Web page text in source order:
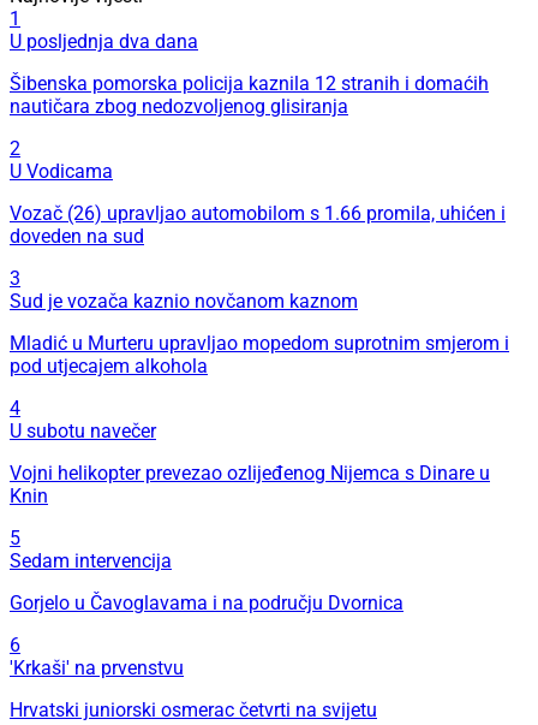
1
U posljednja dva dana
Šibenska pomorska policija kaznila 12 stranih i domaćih
nautičara zbog nedozvoljenog glisiranja
2
U Vodicama
Vozač (26) upravljao automobilom s 1.66 promila, uhićen i
doveden na sud
3
Sud je vozača kaznio novčanom kaznom
Mladić u Murteru upravljao mopedom suprotnim smjerom i
pod utjecajem alkohola
4
U subotu navečer
Vojni helikopter prevezao ozlijeđenog Nijemca s Dinare u
Knin
5
Sedam intervencija
Gorjelo u Čavoglavama i na području Dvornica
6
'Krkaši' na prvenstvu
Hrvatski juniorski osmerac četvrti na svijetu